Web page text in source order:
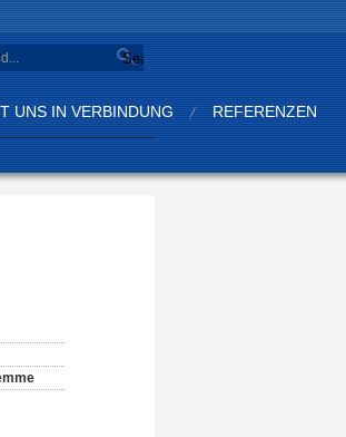
Search
UNS IN VERBINDUNG REFERENZEN